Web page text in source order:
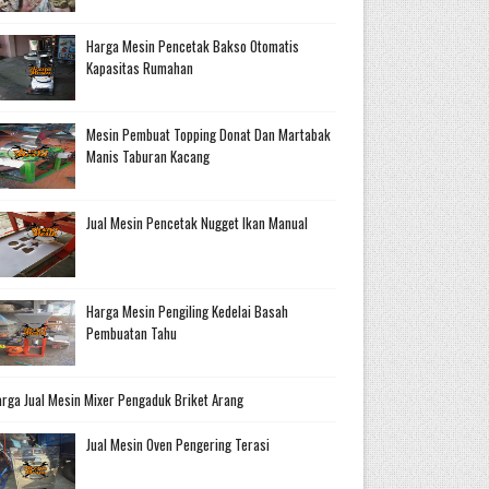
Harga Mesin Pencetak Bakso Otomatis
Kapasitas Rumahan
Mesin Pembuat Topping Donat Dan Martabak
Manis Taburan Kacang
Jual Mesin Pencetak Nugget Ikan Manual
Harga Mesin Pengiling Kedelai Basah
Pembuatan Tahu
Jual Mesin Mixer Pengaduk Briket Arang
Jual Mesin Oven Pengering Terasi